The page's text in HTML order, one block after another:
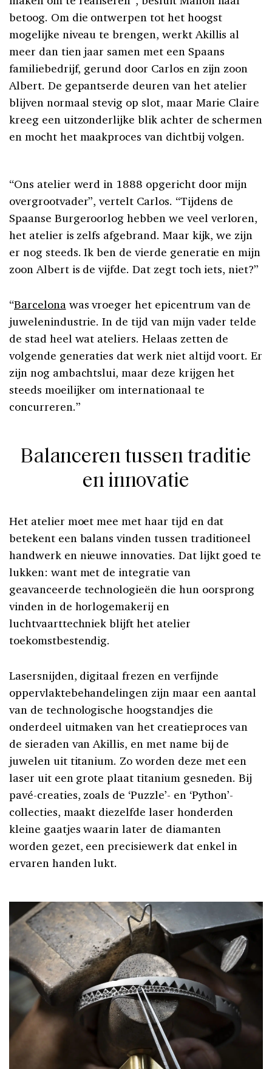
betoog. Om die ontwerpen tot het hoogst
mogelijke niveau te brengen, werkt Akillis al
meer dan tien jaar samen met een Spaans
familiebedrijf, gerund door Carlos en zijn zoon
Albert. De gepantserde deuren van het atelier
blijven normaal stevig op slot, maar Marie Claire
kreeg een uitzonderlijke blik achter de schermen
en mocht het maakproces van dichtbij volgen.
“Ons atelier werd in 1888 opgericht door mijn
overgrootvader”, vertelt Carlos. “Tijdens de
Spaanse Burgeroorlog hebben we veel verloren,
het atelier is zelfs afgebrand. Maar kijk, we zijn
er nog steeds. Ik ben de vierde generatie en mijn
zoon Albert is de vijfde. Dat zegt toch iets, niet?”
“Barcelonawas vroeger het epicentrum van de
juwelenindustrie. In de tijd van mijn vader telde
de stad heel wat ateliers. Helaas zetten de
volgende generaties dat werk niet altijd voort. Er
zijn nog ambachtslui, maar deze krijgen het
steeds moeilijker om internationaal te
concurreren.”
Balanceren tussen traditie
en innovatie
Het atelier moet mee met haar tijd en dat
betekent een balans vinden tussen traditioneel
handwerk en nieuwe innovaties. Dat lijkt goed te
lukken: want met de integratie van
geavanceerde technologieën die hun oorsprong
vinden in de horlogemakerij en
luchtvaarttechniek blijft het atelier
toekomstbestendig.
Lasersnijden, digitaal frezen en verfijnde
oppervlaktebehandelingen zijn maar een aantal
van de technologische hoogstandjes die
onderdeel uitmaken van het creatieproces van
de sieraden van Akillis, en met name bij de
juwelen uit titanium. Zo worden deze met een
laser uit een grote plaat titanium gesneden. Bij
pavé-creaties, zoals de ‘Puzzle’- en ‘Python’-
collecties, maakt diezelfde laser honderden
kleine gaatjes waarin later de diamanten
worden gezet, een precisiewerk dat enkel in
ervaren handen lukt.